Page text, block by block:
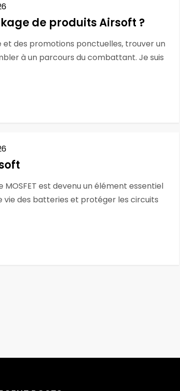
de produits Airsoft ?
et des promotions ponctuelles, trouver un
à un parcours du combattant. Je suis
MOSFET est devenu un élément essentiel
des batteries et protéger les circuits